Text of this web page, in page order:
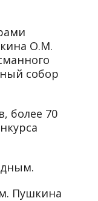
О.М.
собор
более 70
Пушкина